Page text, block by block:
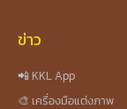
ข่าว
📲 KKL App
🎨 เครื่องมือแต่งภาพ